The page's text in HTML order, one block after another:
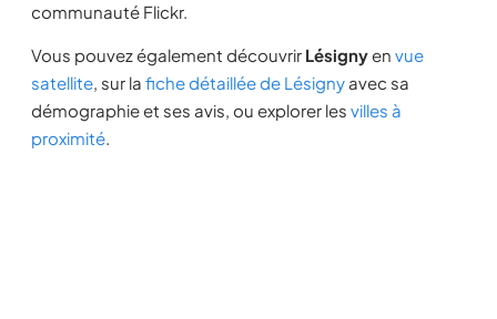
communauté Flickr.
Vous pouvez également découvrir Lésignyen vue
satellite, sur la fiche détaillée de Lésigny avec sa
démographie et ses avis, ou explorer les villes à
proximité.